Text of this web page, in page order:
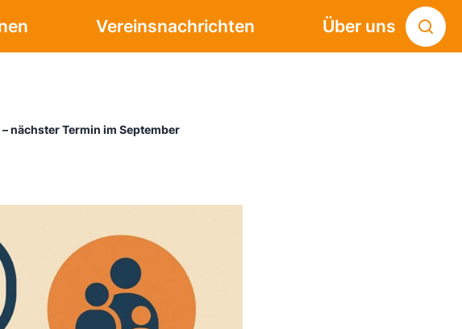
Vereinsnachrichten Über uns
nächster Termin im September